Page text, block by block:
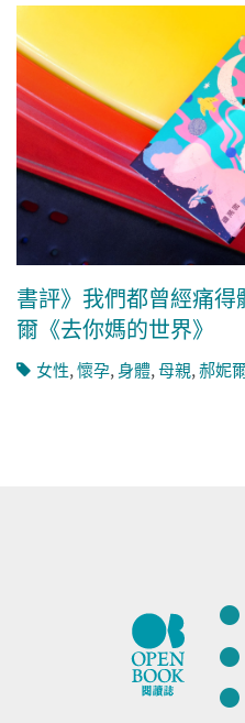
書評》我們都曾經痛
爾《去你媽的世界》
女性,懷孕,身體,母親,郝妮